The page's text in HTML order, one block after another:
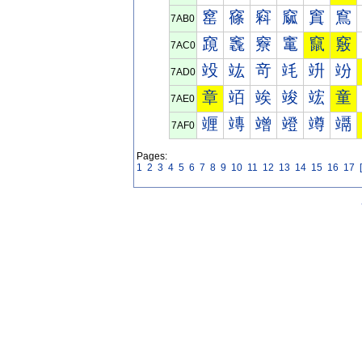
7AB0 窰 窱 窲 窳 窴 窵
7AC0 竀 竁 竂 竃 竄 竅
7AD0 竐 竑 竒 竓 竔 竕
7AE0 章 竡 竢 竣 竤 童
7AF0 竰 竱 竲 竳 竴 竵
Pages:
1 2 3 4 5 6 7 8 9 10 11 12 13 14 15 16 17